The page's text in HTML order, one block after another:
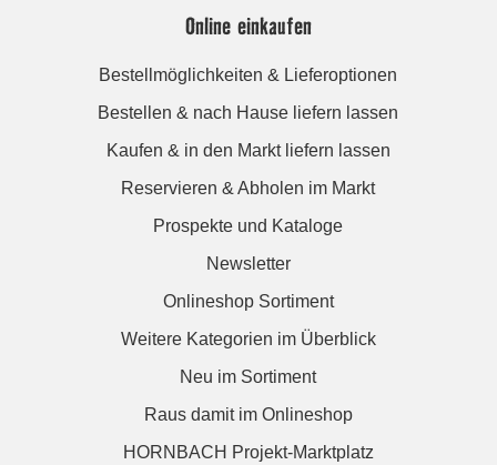
Online einkaufen
Bestellmöglichkeiten & Lieferoptionen
Bestellen & nach Hause liefern lassen
Kaufen & in den Markt liefern lassen
Reservieren & Abholen im Markt
Prospekte und Kataloge
Newsletter
Onlineshop Sortiment
Weitere Kategorien im Überblick
Neu im Sortiment
Raus damit im Onlineshop
HORNBACH Projekt-Marktplatz